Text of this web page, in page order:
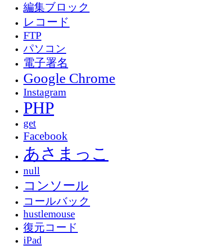
編集ブロック
レコード
FTP
パソコン
電子署名
Google Chrome
Instagram
PHP
get
Facebook
あさまっこ
null
コンソール
コールバック
hustlemouse
復元コード
iPad